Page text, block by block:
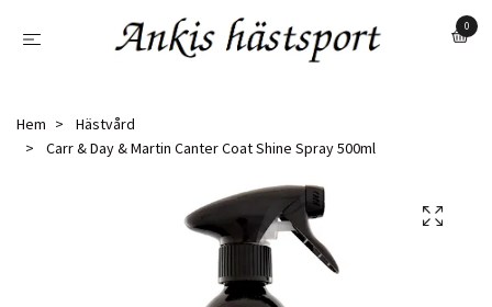
0
Hem
Hästvård
Carr & Day & Martin Canter Coat Shine Spray 500ml